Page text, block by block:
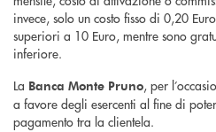
invece, solo un costo fisso di 0,20
superiori a 10 Euro, mentre sono
inferiore.
La Banca Monte Pruno, per
a favore degli esercenti al fine di
pagamento tra la clientela.